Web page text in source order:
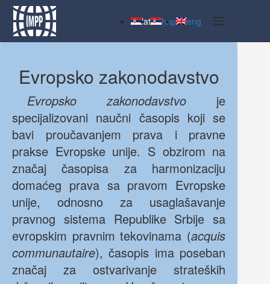
Skip
content
lat ћир eng
Evropsko zakonodavstvo
Evropsko zakonodavstvo je
specijalizovani naučni časopis koji se
bavi proučavanjem prava i pravne
prakse Evropske unije. S obzirom na
značaj časopisa za harmonizaciju
domaćeg prava sa pravom Evropske
unije, odnosno za usaglašavanje
pravnog sistema Republike Srbije sa
evropskim pravnim tekovinama (acquis
communautaire), časopis ima poseban
značaj za ostvarivanje strateških